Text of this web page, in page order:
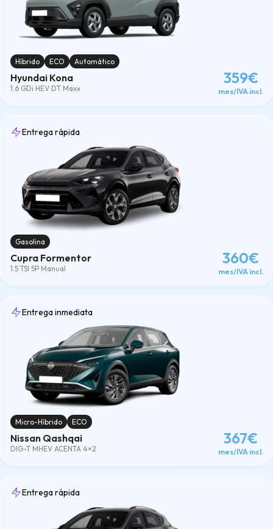
Híbrido ECO Automático
Hyundai Kona
1.6 GDi HEV DT Maxx
359€
mes/IVA incl.
Entrega rápida
Gasolina
Cupra Formentor
1.5 TSI 5P Manual
360€
mes/IVA incl.
Entrega inmediata
Micro-Híbrido ECO
Nissan Qashqai
DIG-T MHEV ACENTA 4×2
367€
mes/IVA incl.
Entrega rápida